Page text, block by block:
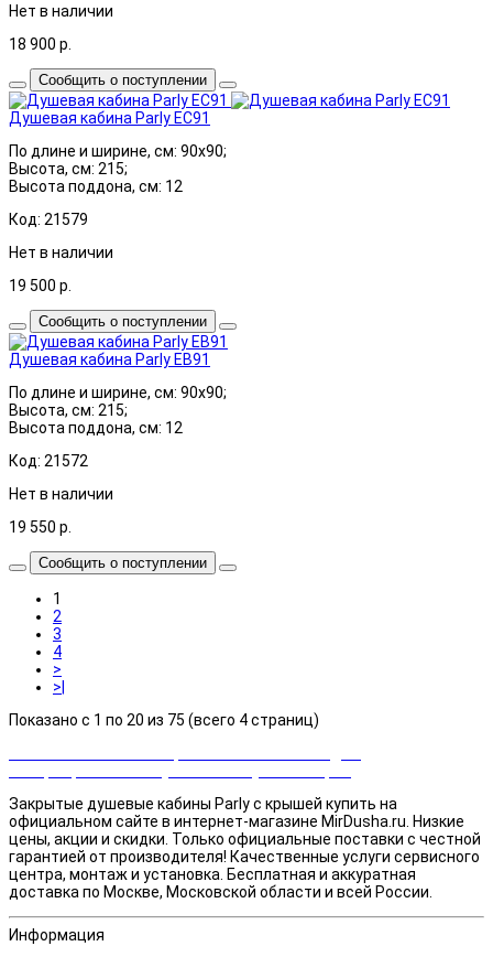
Нет в наличии
18 900 р.
Сообщить о поступлении
Душевая кабина Parly EC91
По длине и ширине, см: 90x90;
Высота, см: 215;
Высота поддона, см: 12
Код: 21579
Нет в наличии
19 500 р.
Сообщить о поступлении
Душевая кабина Parly EB91
По длине и ширине, см: 90x90;
Высота, см: 215;
Высота поддона, см: 12
Код: 21572
Нет в наличии
19 550 р.
Сообщить о поступлении
1
2
3
4
>
>|
Показано с 1 по 20 из 75 (всего 4 страниц)
Закрытые душевые кабины Parly с крышей купить на
официальном сайте в интернет-магазине MirDusha.ru. Низкие
цены, акции и скидки. Только официальные поставки c честной
гарантией от производителя! Качественные услуги сервисного
центра, монтаж и установка. Бесплатная и аккуратная
доставка по Москве, Московской области и всей России.
Информация